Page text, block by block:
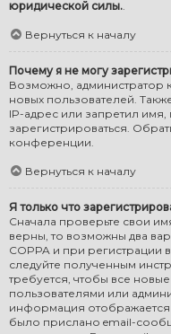
юридической силы..
Вернуться к началу
Почему я не могу
Возможно, администратор
новых пользователей.
IP-адрес или запретил
зарегистрироваться.
конференции.
Вернуться к началу
Я только что
Сначала проверьте свои
верны, то возможны два
COPPA и при регистрации
следуйте полученным
требуется, чтобы все
пользователями или
информация отображается
было прислано email-